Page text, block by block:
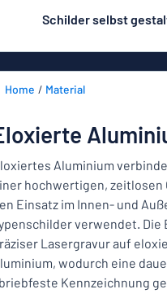
springen
Schilder selbst
Material
Branche
Haus und Heim
Büro und Arbeitsplatz
Verkehr und Fahrzeuge
Aufkleber
Namensschilder
Unsere
Bestseller
Herstellung
Material
Branche
Haus
zum
entwerfen
Home Material
Aluminium
hochwertigen, zeitlosen
Einsatz im Innen- und
verwendet.
Lasergravur auf
wodurch eine
Kennzeichnung